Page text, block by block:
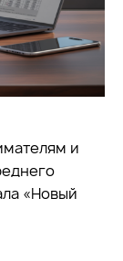
и
«Новый